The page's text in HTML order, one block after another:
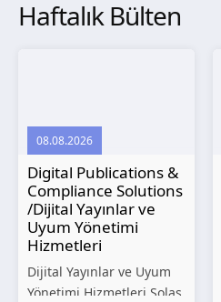
Haftalık Bülten
08.08.2026
Digital Publications &
Compliance Solutions
/Dijital Yayınlar ve
Uyum Yönetimi
Hizmetleri
Dijital Yayınlar ve Uyum
Yönetimi Hizmetleri Solas